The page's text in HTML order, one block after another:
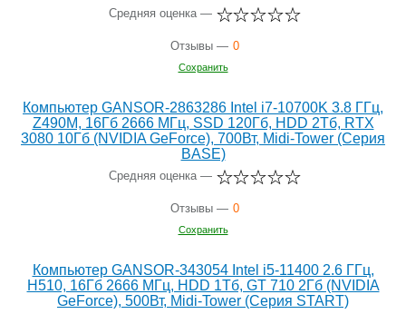
Средняя оценка —
Отзывы — 0
Сохранить
Компьютер GANSOR-2863286 Intel i7-10700K 3.8 ГГц,
Z490M, 16Гб 2666 МГц, SSD 120Гб, HDD 2Тб, RTX
3080 10Гб (NVIDIA GeForce), 700Вт, Midi-Tower (Серия
BASE)
Средняя оценка —
Отзывы — 0
Сохранить
Компьютер GANSOR-343054 Intel i5-11400 2.6 ГГц,
H510, 16Гб 2666 МГц, HDD 1Тб, GT 710 2Гб (NVIDIA
GeForce), 500Вт, Midi-Tower (Серия START)